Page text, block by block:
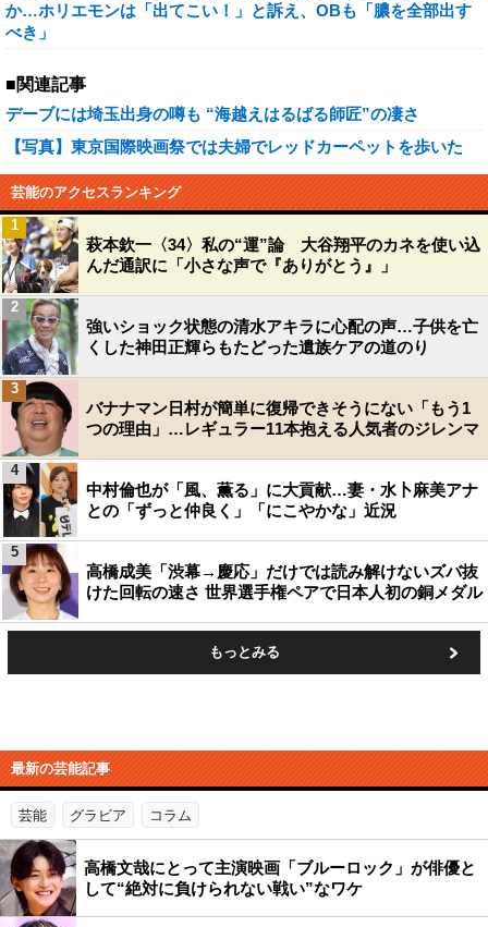
か…ホリエモンは「出てこい！」と訴え、OBも「膿を全部出す
べき」
■関連記事
デーブには埼玉出身の噂も “海越えはるばる師匠”の凄さ
【写真】東京国際映画祭では夫婦でレッドカーペットを歩いた
芸能のアクセスランキング
萩本欽一〈34〉私の“運”論 大谷翔平のカネを使い込
んだ通訳に「小さな声で『ありがとう』」
1
強いショック状態の清水アキラに心配の声…子供を亡
くした神田正輝らもたどった遺族ケアの道のり
2
バナナマン日村が簡単に復帰できそうにない「もう1
つの理由」…レギュラー11本抱える人気者のジレンマ
3
中村倫也が「風、薫る」に大貢献…妻・水卜麻美アナ
との「ずっと仲良く」「にこやかな」近況
4
高橋成美「渋幕→慶応」だけでは読み解けないズバ抜
けた回転の速さ 世界選手権ペアで日本人初の銅メダル
5
もっとみる
最新の芸能記事
芸能 グラビア コラム
高橋文哉にとって主演映画「ブルーロック」が俳優と
して“絶対に負けられない戦い”なワケ